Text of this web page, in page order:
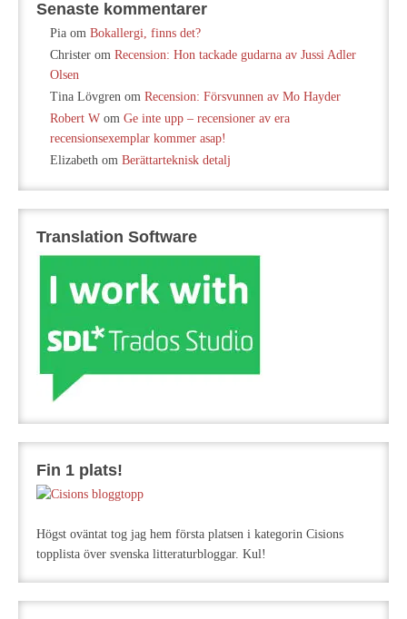
Senaste kommentarer
Pia om Bokallergi, finns det?
Christer om Recension: Hon tackade gudarna av Jussi Adler
Olsen
Tina Lövgren om Recension: Försvunnen av Mo Hayder
Robert W om Ge inte upp – recensioner av era
recensionsexemplar kommer asap!
Elizabeth om Berättarteknisk detalj
Translation Software
Fin 1 plats!
Högst oväntat tog jag hem första platsen i kategorin Cisions
topplista över svenska litteraturbloggar. Kul!